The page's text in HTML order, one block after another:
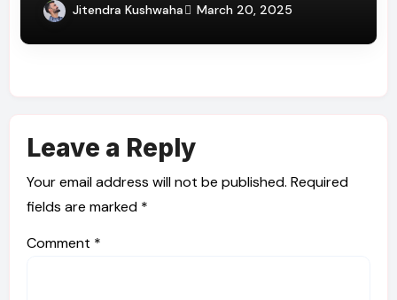
Jitendra Kushwaha March 20, 2025
Leave a Reply
Your email address will not be published. Required
fields are marked *
Comment *